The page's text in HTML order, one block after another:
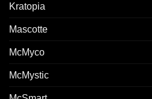
Kratopia
Mascotte
McMyco
McMystic